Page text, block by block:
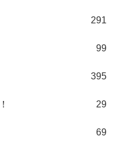
291
99
395
29
69